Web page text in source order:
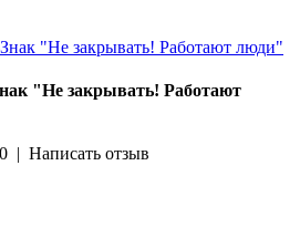
"Не закрывать! Работают
| Написать отзыв